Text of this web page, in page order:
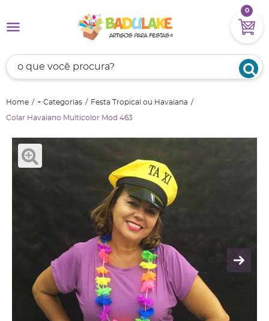
0
Home + Categorias Festa Tropical ou Havaiana
Colar Havaiano Multicolor Mod 463